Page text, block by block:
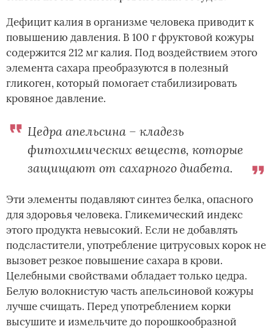
Дефицит калия в организме человека приводит к
повышению давления. В 100 г фруктовой кожуры
содержится 212 мг калия. Под воздействием этого
элемента сахара преобразуются в полезный
гликоген, который помогает стабилизировать
кровяное давление.
Цедра апельсина – кладезь
фитохимических веществ, которые
защищают от сахарного диабета.
Эти элементы подавляют синтез белка, опасного
для здоровья человека. Гликемический индекс
этого продукта невысокий. Если не добавлять
подсластители, употребление цитрусовых корок не
вызовет резкое повышение сахара в крови.
Целебными свойствами обладает только цедра.
Белую волокнистую часть апельсиновой кожуры
лучше счищать. Перед употреблением корки
высушите и измельчите до порошкообразной